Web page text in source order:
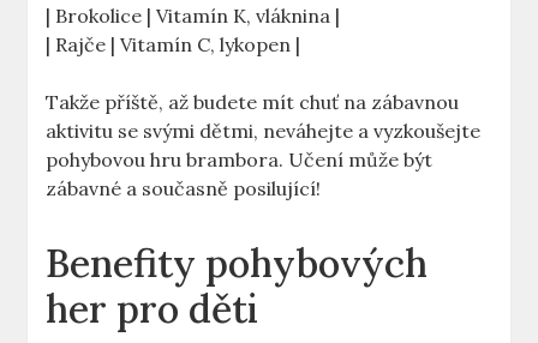
| Brokolice | Vitamín K, vláknina |
| Rajče | Vitamín C, lykopen |
Takže příště, až budete mít chuť na zábavnou
aktivitu se svými dětmi, neváhejte a vyzkoušejte
pohybovou hru brambora. Učení může být
zábavné a současně posilující!
Benefity pohybových
her pro děti